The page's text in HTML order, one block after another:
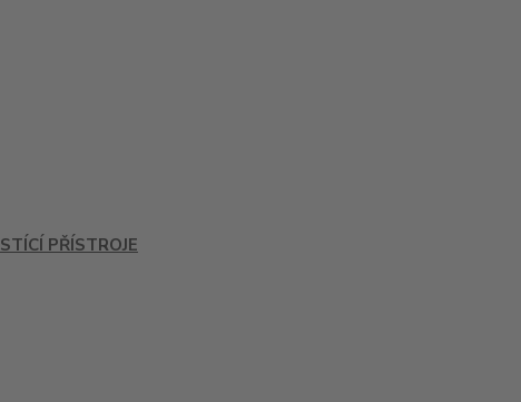
PŘÍSTROJE